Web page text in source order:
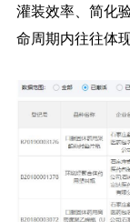
灌装效率、简化
命周期内往往体